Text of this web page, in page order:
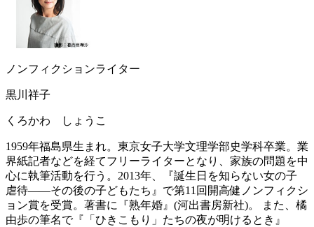
ノンフィクションライター
黒川祥子
くろかわ しょうこ
1959年福島県生まれ。東京女子大学文理学部史学科卒業。業
界紙記者などを経てフリーライターとなり、家族の問題を中
心に執筆活動を行う。2013年、『誕生日を知らない女の子
虐待――その後の子どもたち』で第11回開高健ノンフィクシ
ョン賞を受賞。著書に『熟年婚』(河出書房新社)。 また、橘
由歩の筆名で『「ひきこもり」たちの夜が明けるとき』